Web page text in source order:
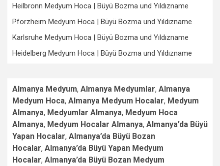
Heilbronn Medyum Hoca | Büyü Bozma und Yıldızname
Pforzheim Medyum Hoca | Büyü Bozma und Yıldızname
Karlsruhe Medyum Hoca | Büyü Bozma und Yıldızname
Heidelberg Medyum Hoca | Büyü Bozma und Yıldızname
Almanya Medyum, Almanya Medyumlar, Almanya
Medyum Hoca, Almanya Medyum Hocalar, Medyum
Almanya, Medyumlar Almanya, Medyum Hoca
Almanya, Medyum Hocalar Almanya, Almanya’da Büyü
Yapan Hocalar, Almanya’da Büyü Bozan
Hocalar, Almanya’da Büyü Yapan Medyum
Hocalar, Almanya’da Büyü Bozan Medyum